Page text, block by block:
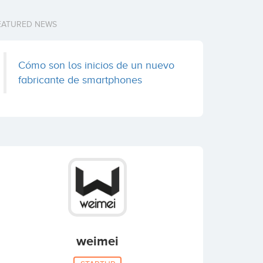
NEWS
Cómo son los inicios de un nuevo
fabricante de smartphones
weimei